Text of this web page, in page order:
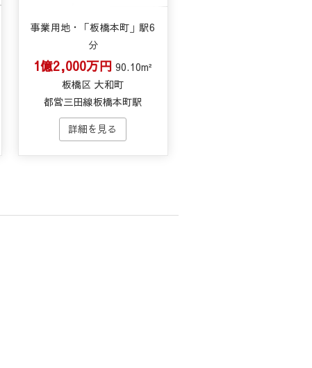
事業用地・「板橋本町」駅6
分
1億2,000万円 90.10m²
板橋区 大和町
都営三田線板橋本町駅